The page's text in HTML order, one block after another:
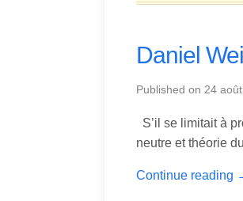
Daniel
Published on 24
S’il se limitait à
neutre et théorie
Continue reading